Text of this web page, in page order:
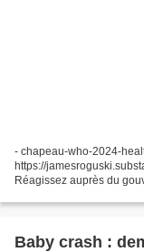
- chapeau-who-2024-
https://
Réagissez auprès du
Baby crash :